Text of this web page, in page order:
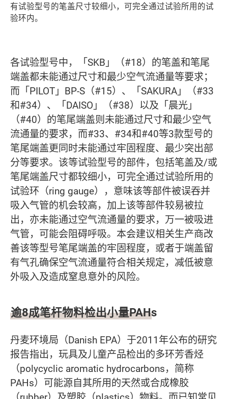
有试验型号的笔盖尺寸较细小，可完全通过试验所用的试
验环内。
各试验型号中，「SKB」（#18）的笔盖和笔尾
端盖都未能通过尺寸和最少空气流通量等要求；
而「PILOT」BP-S（#15）、「SAKURA」（#33
和#34）、「DAISO」（#38）以及「晨光」
（#40）的笔尾端盖则未能通过尺寸和最少空气
流通量的要求，而#33、#34和#40等3款型号的
笔尾端盖更同时未能通过牢固程度、最少突出部
分等要求。该等试验型号的部件，包括笔盖及/或
笔尾端盖尺寸都较细小，可完全通过试验所用的
试验环（ring gauge），意味该等部件被误吞并
吸入气管的机会较高，加上该等部件较易被拉
出，亦未能通过空气流通量的要求，万一被吸进
气管，可能会阻碍呼吸。本会建议相关生产商改
善该等型号笔尾端盖的牢固程度，或者于端盖留
有气孔确保空气流通量符合相关规定，减低被意
外吸入及造成窒息意外的风险。
逾8成笔杆物料检出小量PAHs
丹麦环境局（Danish EPA）于2011年公布的研究
报告指出，玩具及儿童产品检出的多环芳香烃
（polycyclic aromatic hydrocarbons，简称
PAHs）可能源自其所用的天然或合成橡胶